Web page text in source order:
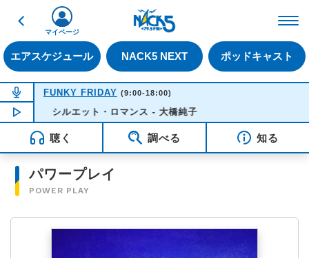
戻る
エアスケジュール NACK5 NEXT ポッドキャスト
マイページ
NOW ON AIR
FUNKY FRIDAY (9:00-18:00)
NOW PLAYING15:21
シルエット・ロマンス - 大橋純子
聴く 調べる 知る
パワープレイ
POWER PLAY